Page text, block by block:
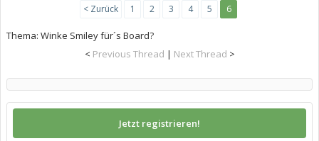
< Zurück 1 2 3 4 5 6
Thema: Winke Smiley für´s Board?
< Previous Thread | Next Thread >
Jetzt registrieren!